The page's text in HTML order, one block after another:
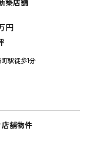
築店舗
円
駅徒歩1分
舗物件